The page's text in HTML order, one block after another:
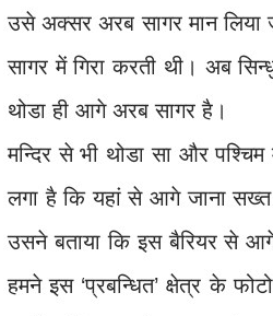
उसे अक्सर अरब सागर मान लिया
सागर में गिरा करती थी। अब
थोडा ही आगे अरब सागर है।
मन्दिर से भी थोडा सा और
लगा है कि यहां से आगे जाना
उसने बताया कि इस बैरियर से
हमने इस ‘प्रबन्धित’ क्षेत्र के